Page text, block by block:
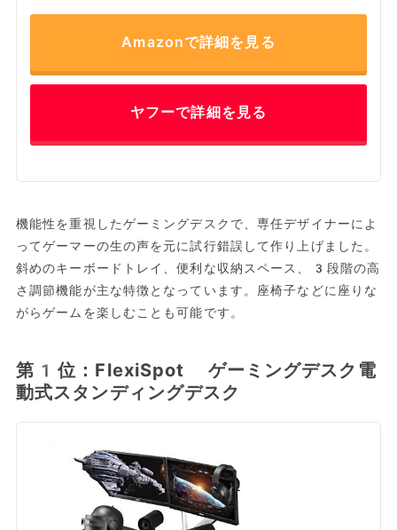
Amazonで詳細を見る
ヤフーで詳細を見る
機能性を重視したゲーミングデスクで、専任デザイナーによ
ってゲーマーの生の声を元に試行錯誤して作り上げました。
斜めのキーボードトレイ、便利な収納スペース、3段階の高
さ調節機能が主な特徴となっています。座椅子などに座りな
がらゲームを楽しむことも可能です。
第1位：FlexiSpot ゲーミングデスク電
動式スタンディングデスク